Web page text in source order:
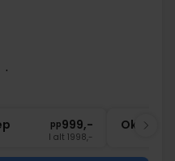
pp999,-
I alt 1998,-
Okt